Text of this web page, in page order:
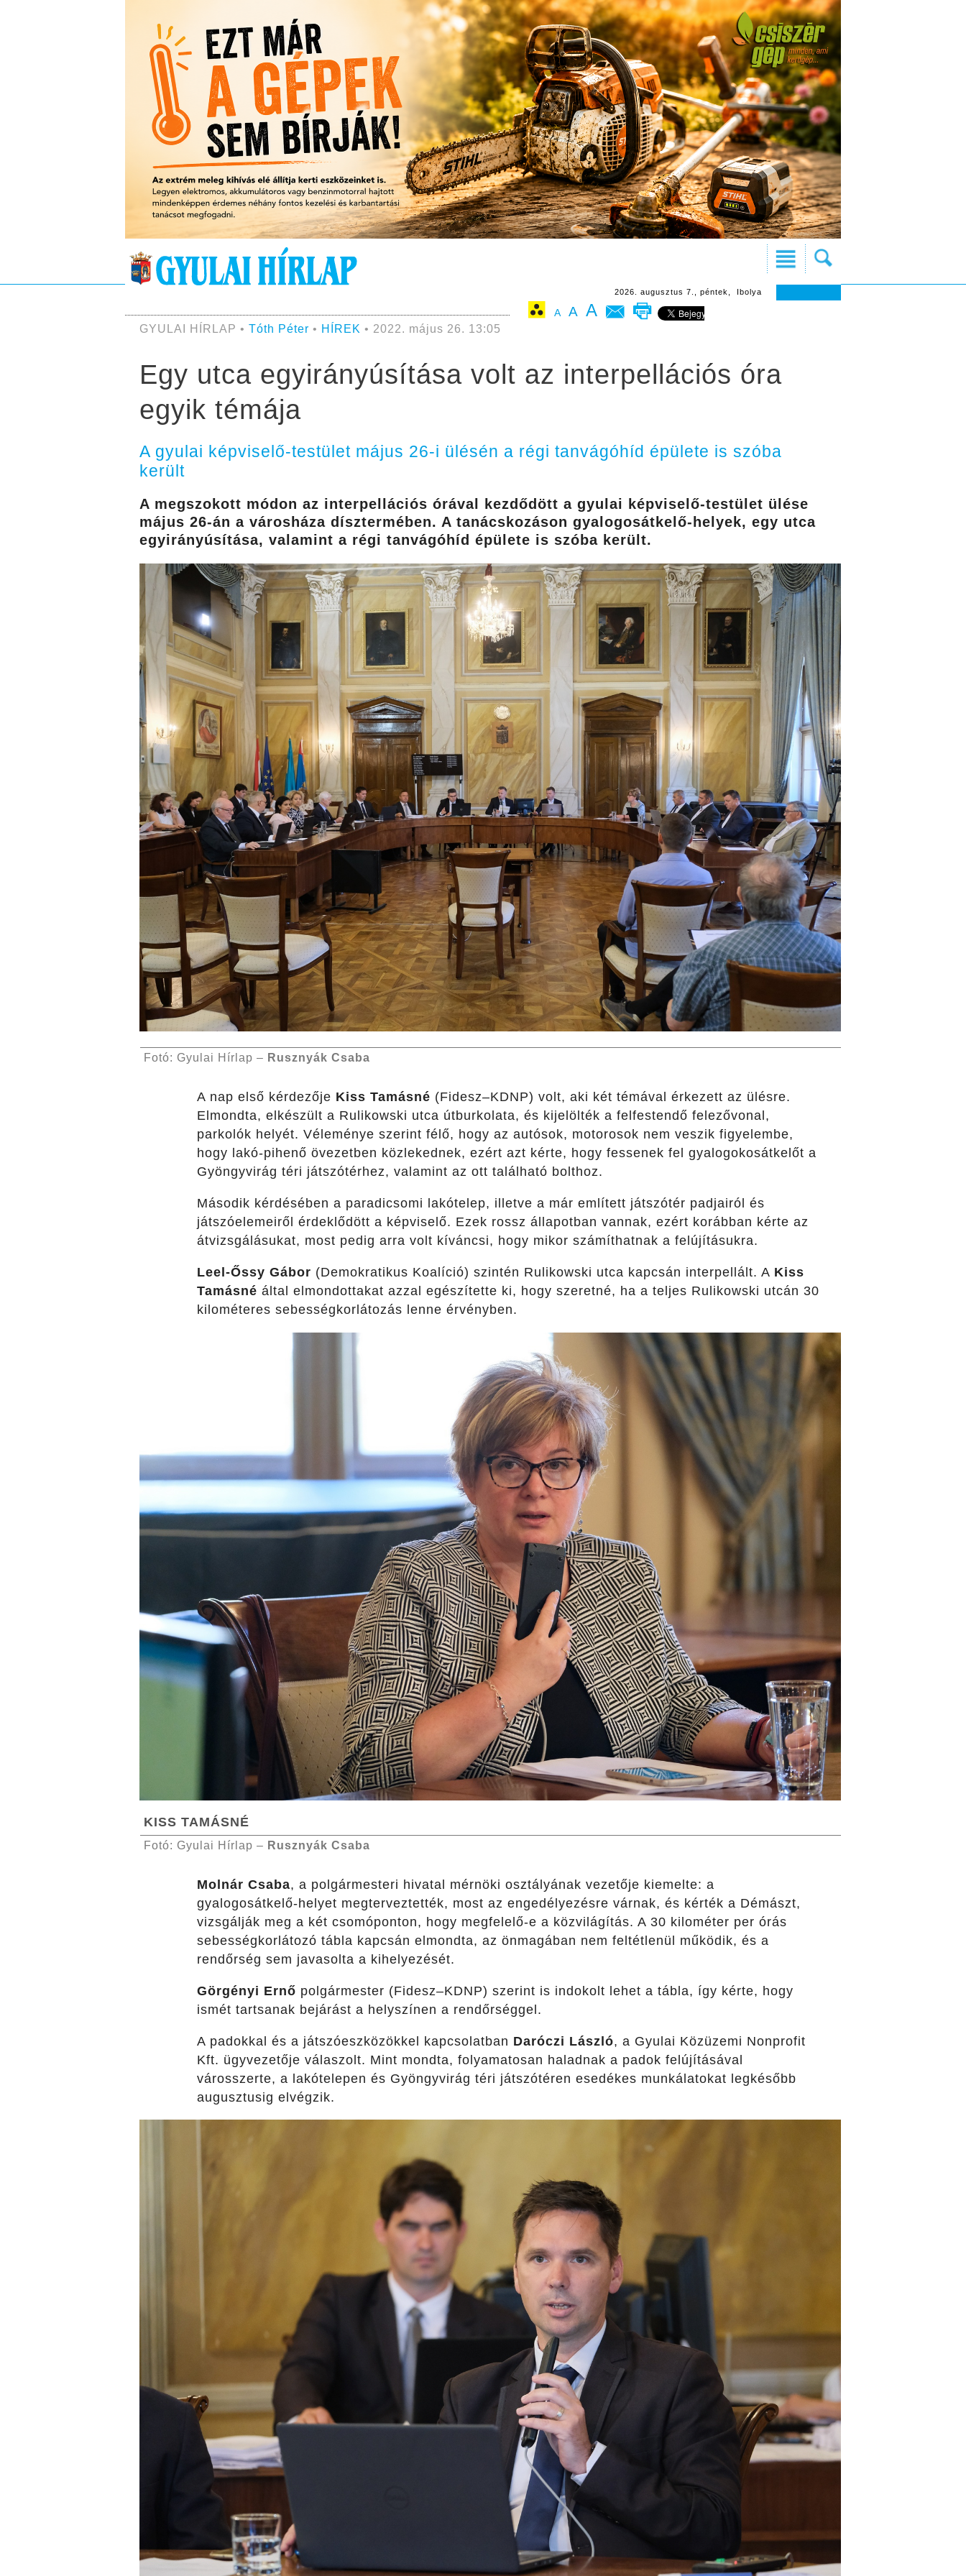
2026. augusztus 7., péntek, Ibolya
A A A
GYULAI HÍRLAP • Tóth Péter • HÍREK • 2022. május 26. 13:05
Egy utca egyirányúsítása volt az interpellációs óra
egyik témája
A gyulai képviselő-testület május 26-i ülésén a régi tanvágóhíd épülete is szóba
került
A megszokott módon az interpellációs órával kezdődött a gyulai képviselő-testület ülése
május 26-án a városháza dísztermében. A tanácskozáson gyalogosátkelő-helyek, egy utca
egyirányúsítása, valamint a régi tanvágóhíd épülete is szóba került.
Fotó: Gyulai Hírlap – Rusznyák Csaba
A nap első kérdezője Kiss Tamásné (Fidesz–KDNP) volt, aki két témával érkezett az ülésre.
Elmondta, elkészült a Rulikowski utca útburkolata, és kijelölték a felfestendő felezővonal,
parkolók helyét. Véleménye szerint félő, hogy az autósok, motorosok nem veszik figyelembe,
hogy lakó-pihenő övezetben közlekednek, ezért azt kérte, hogy fessenek fel gyalogokosátkelőt a
Gyöngyvirág téri játszótérhez, valamint az ott található bolthoz.
Második kérdésében a paradicsomi lakótelep, illetve a már említett játszótér padjairól és
játszóelemeiről érdeklődött a képviselő. Ezek rossz állapotban vannak, ezért korábban kérte az
átvizsgálásukat, most pedig arra volt kíváncsi, hogy mikor számíthatnak a felújításukra.
Leel-Őssy Gábor (Demokratikus Koalíció) szintén Rulikowski utca kapcsán interpellált. A Kiss
Tamásné által elmondottakat azzal egészítette ki, hogy szeretné, ha a teljes Rulikowski utcán 30
kilométeres sebességkorlátozás lenne érvényben.
KISS TAMÁSNÉ
Fotó: Gyulai Hírlap – Rusznyák Csaba
Molnár Csaba, a polgármesteri hivatal mérnöki osztályának vezetője kiemelte: a
gyalogosátkelő-helyet megterveztették, most az engedélyezésre várnak, és kérték a Démászt,
vizsgálják meg a két csomóponton, hogy megfelelő-e a közvilágítás. A 30 kilométer per órás
sebességkorlátozó tábla kapcsán elmondta, az önmagában nem feltétlenül működik, és a
rendőrség sem javasolta a kihelyezését.
Görgényi Ernő polgármester (Fidesz–KDNP) szerint is indokolt lehet a tábla, így kérte, hogy
ismét tartsanak bejárást a helyszínen a rendőrséggel.
A padokkal és a játszóeszközökkel kapcsolatban Daróczi László, a Gyulai Közüzemi Nonprofit
Kft. ügyvezetője válaszolt. Mint mondta, folyamatosan haladnak a padok felújításával
városszerte, a lakótelepen és Gyöngyvirág téri játszótéren esedékes munkálatokat legkésőbb
augusztusig elvégzik.